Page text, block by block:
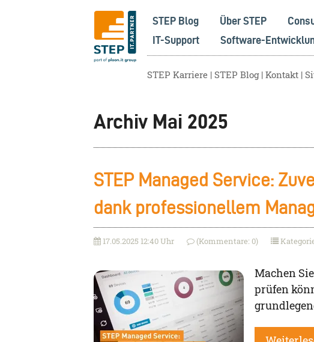
STEP Blog Über STEP
IT-Support
Software-
STEP Karriere STEP Blog Kontakt
Archiv Mai 2025
STEP Managed Service:
dank professionellem
17.05.2025 12:40 Uhr (Kommentare: 0)
Machen
prüfen